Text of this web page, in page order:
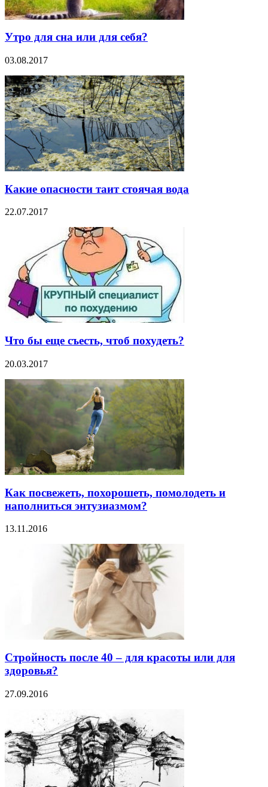
Утро для сна или для себя?
03.08.2017
Какие опасности таит стоячая вода
22.07.2017
Что бы еще съесть, чтоб похудеть?
20.03.2017
Как посвежеть, похорошеть, помолодеть и
наполниться энтузиазмом?
13.11.2016
Стройность после 40 – для красоты или для
здоровья?
27.09.2016